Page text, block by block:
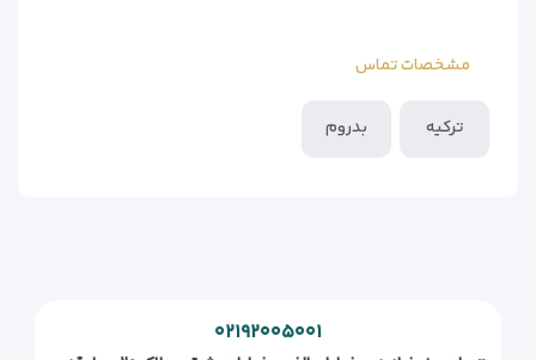
مشخصات تماس
ترکیه بدروم
۰۲۱۹۲۰۰۵۰۰۱